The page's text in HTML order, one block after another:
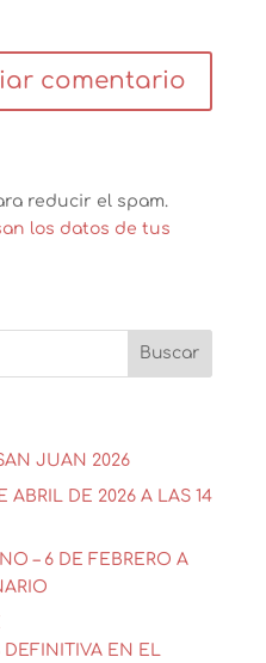
reducir el spam.
los datos de tus
JUAN 2026
ABRIL DE 2026 A LAS 14
– 6 DE FEBRERO A
EN EL